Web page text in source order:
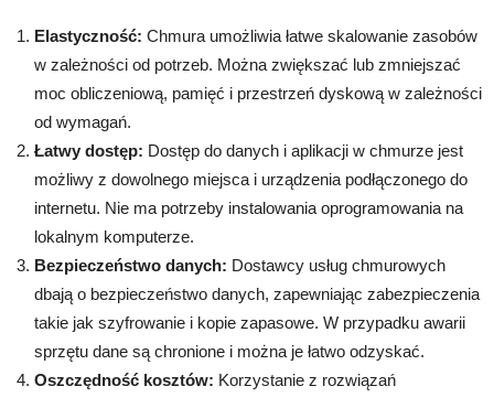
Elastyczność: Chmura umożliwia łatwe skalowanie zasobów
w zależności od potrzeb. Można zwiększać lub zmniejszać
moc obliczeniową, pamięć i przestrzeń dyskową w zależności
od wymagań.
Łatwy dostęp: Dostęp do danych i aplikacji w chmurze jest
możliwy z dowolnego miejsca i urządzenia podłączonego do
internetu. Nie ma potrzeby instalowania oprogramowania na
lokalnym komputerze.
Bezpieczeństwo danych: Dostawcy usług chmurowych
dbają o bezpieczeństwo danych, zapewniając zabezpieczenia
takie jak szyfrowanie i kopie zapasowe. W przypadku awarii
sprzętu dane są chronione i można je łatwo odzyskać.
Oszczędność kosztów: Korzystanie z rozwiązań